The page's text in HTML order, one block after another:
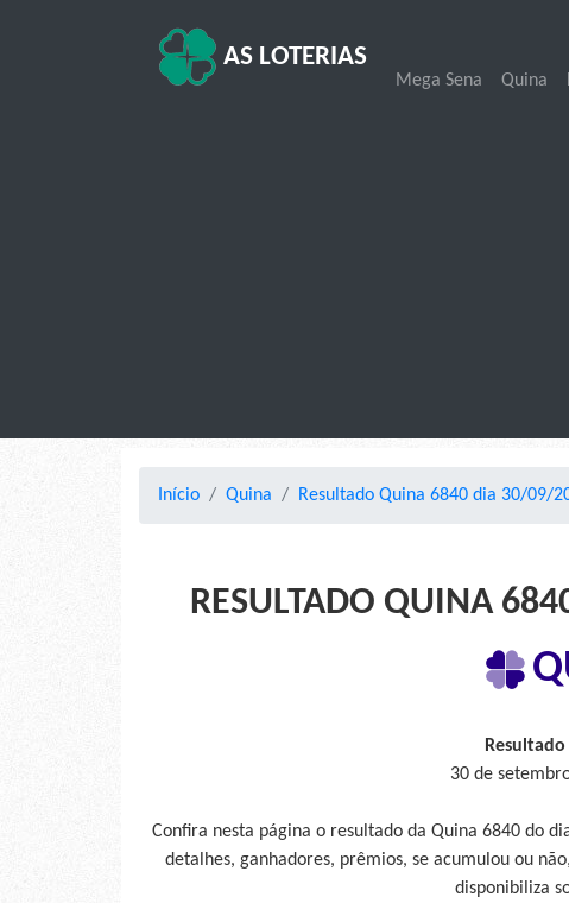
AS LOTERIAS
Mega Sena Quina
Início Quina Resultado Quina 6840 dia 30/09/
RESULTADO QUINA
30 de
Confira nesta página o resultado da Quina 6840 do
detalhes, ganhadores, prêmios, se acumulou ou
disponibiliza